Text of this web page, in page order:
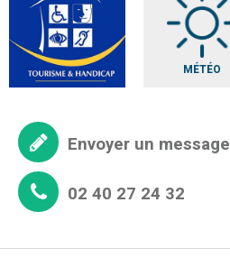
MÉTÉO
Envoyer un message
02 40 27 24 32